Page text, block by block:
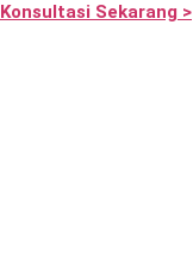
Konsultasi Sekarang >